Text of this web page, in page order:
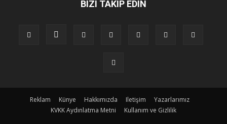
BIZI TAKIP EDIN
Reklam Künye Hakkımızda Iletişim
Yazarlarımız
KVKK Aydınlatma Metni
Kullanım ve Gizlilik